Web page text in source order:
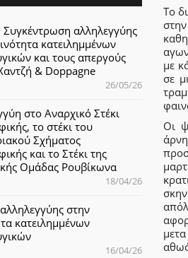
Το
με
σε
Οι
αλληλεγγύης
κατειλημμένων
και τους απεργούς
& Doppagne
26/05/26
στο Αναρχικό Στέκι
το στέκι του
Σχήματος
και το Στέκι της
Ομάδας Ρουβίκωνα
18/04/26
στην
κατειλημμένων
16/04/26